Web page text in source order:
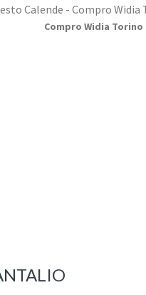
Compro Widia Torino